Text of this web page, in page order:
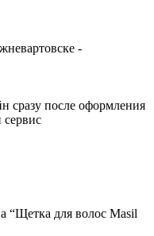
-
сразу после оформления
сервис
“Щетка для волос Masil